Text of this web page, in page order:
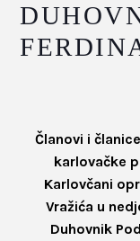
Članovi i
karlovačke
Karlovčani
Vražića u
Duhovnik